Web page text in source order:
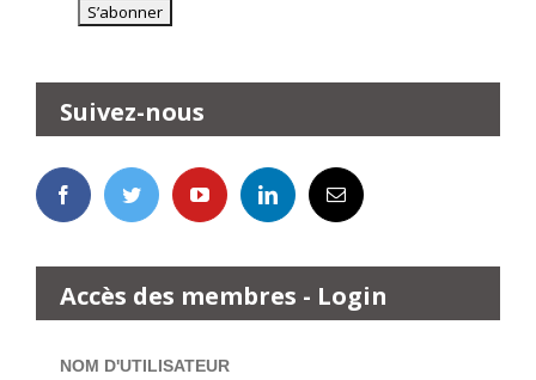
Suivez-nous
Accès des membres - Login
NOM D'UTILISATEUR